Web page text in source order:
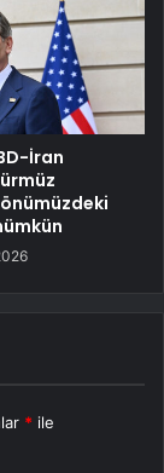
İran
* ile